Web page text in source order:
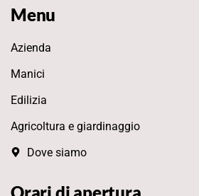
Menu
Azienda
Manici
Edilizia
Agricoltura e giardinaggio
Dove siamo